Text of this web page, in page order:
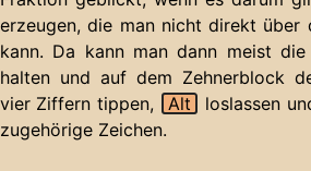
erzeugen, die man nicht direkt über
kann. Da kann man dann meist die
halten und auf dem Zehnerblock
vier Ziffern tippen,
Alt
loslassen
zugehörige Zeichen.